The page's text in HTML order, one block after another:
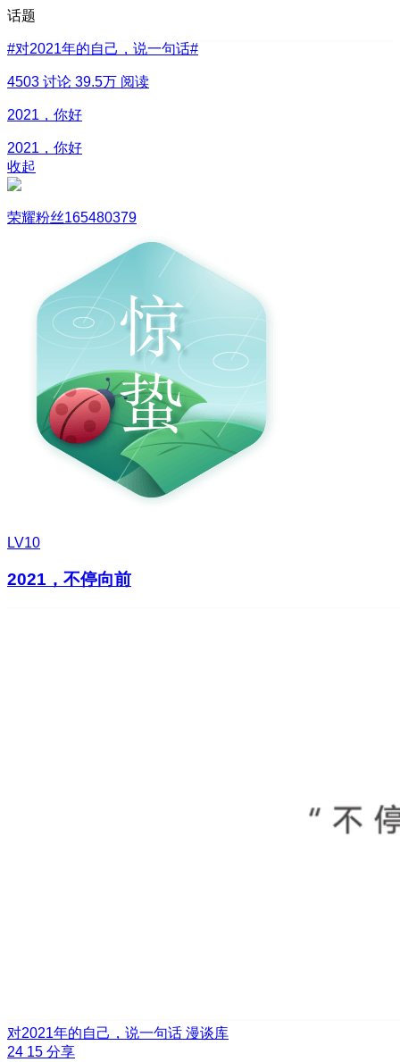
话题
#对2021年的自己，说一句话#
4503 讨论 39.5万 阅读
2021，你好
2021，你好
收起
荣耀粉丝165480379
LV10
2021，不停向前
对2021年的自己，说一句话 漫谈库
24 15 分享